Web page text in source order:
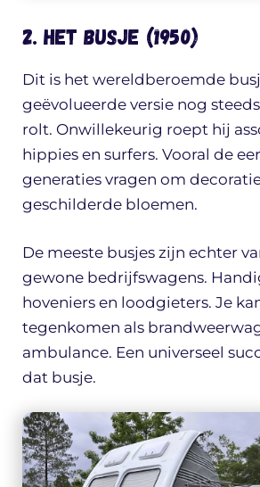
2. Het busje (1950)
Dit is het wereldberoemde
geëvolueerde versie nog
rolt. Onwillekeurig roept hij
hippies en surfers. Vooral de
generaties vragen om
geschilderde bloemen.
De meeste busjes zijn echter
gewone bedrijfswagens.
hoveniers en loodgieters. Je
tegenkomen als
ambulance. Een universeel
dat busje.